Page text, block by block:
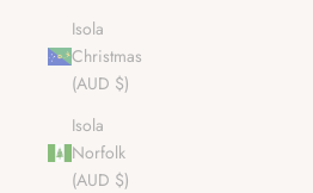
Isola
Christmas
(AUD $)
Isola
Norfolk
(AUD $)